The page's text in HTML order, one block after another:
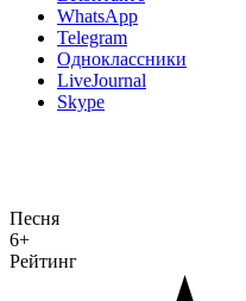
WhatsApp
Telegram
Одноклассники
LiveJournal
Skype
Песня
6+
Рейтинг